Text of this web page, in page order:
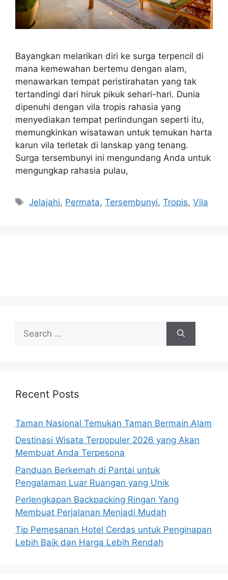
Bayangkan melarikan diri ke surga terpencil di
mana kemewahan bertemu dengan alam,
menawarkan tempat peristirahatan yang tak
tertandingi dari hiruk pikuk sehari-hari. Dunia
dipenuhi dengan vila tropis rahasia yang
menyediakan tempat perlindungan seperti itu,
memungkinkan wisatawan untuk temukan harta
karun vila terletak di lanskap yang tenang.
Surga tersembunyi ini mengundang Anda untuk
mengungkap rahasia pulau,
Tags
Jelajahi, Permata,Tersembunyi,Tropis,Vila
for:
Recent Posts
Taman Nasional Temukan Taman Bermain Alam
Destinasi Wisata Terpopuler 2026 yang Akan
Membuat Anda Terpesona
Panduan Berkemah di Pantai untuk
Pengalaman Luar Ruangan yang Unik
Perlengkapan Backpacking Ringan Yang
Membuat Perjalanan Menjadi Mudah
Tip Pemesanan Hotel Cerdas untuk Penginapan
Lebih Baik dan Harga Lebih Rendah